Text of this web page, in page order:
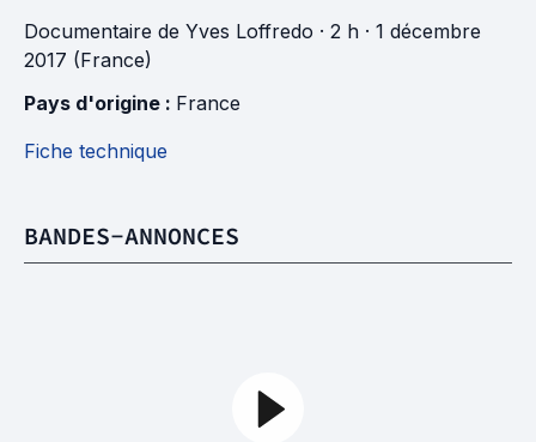
Documentaire de Yves Loffredo · 2 h · 1 décembre
2017 (France)
Pays d'origine : France
Fiche technique
BANDES-ANNONCES